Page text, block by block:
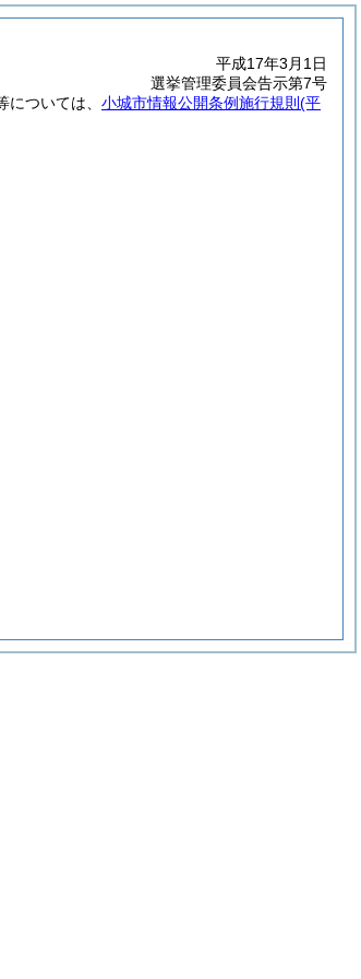
平成17年3月1日
選挙管理委員会告示第7号
ついては、 小城市情報公開条例施行規則 (平